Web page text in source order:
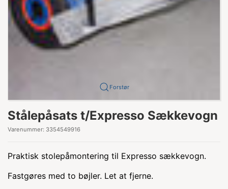
Forstør
Stålepåsats t/Expresso Sækkevogn
Varenummer: 3354549916
Praktisk stolepåmontering til Expresso sækkevogn.
Fastgøres med to bøjler. Let at fjerne.